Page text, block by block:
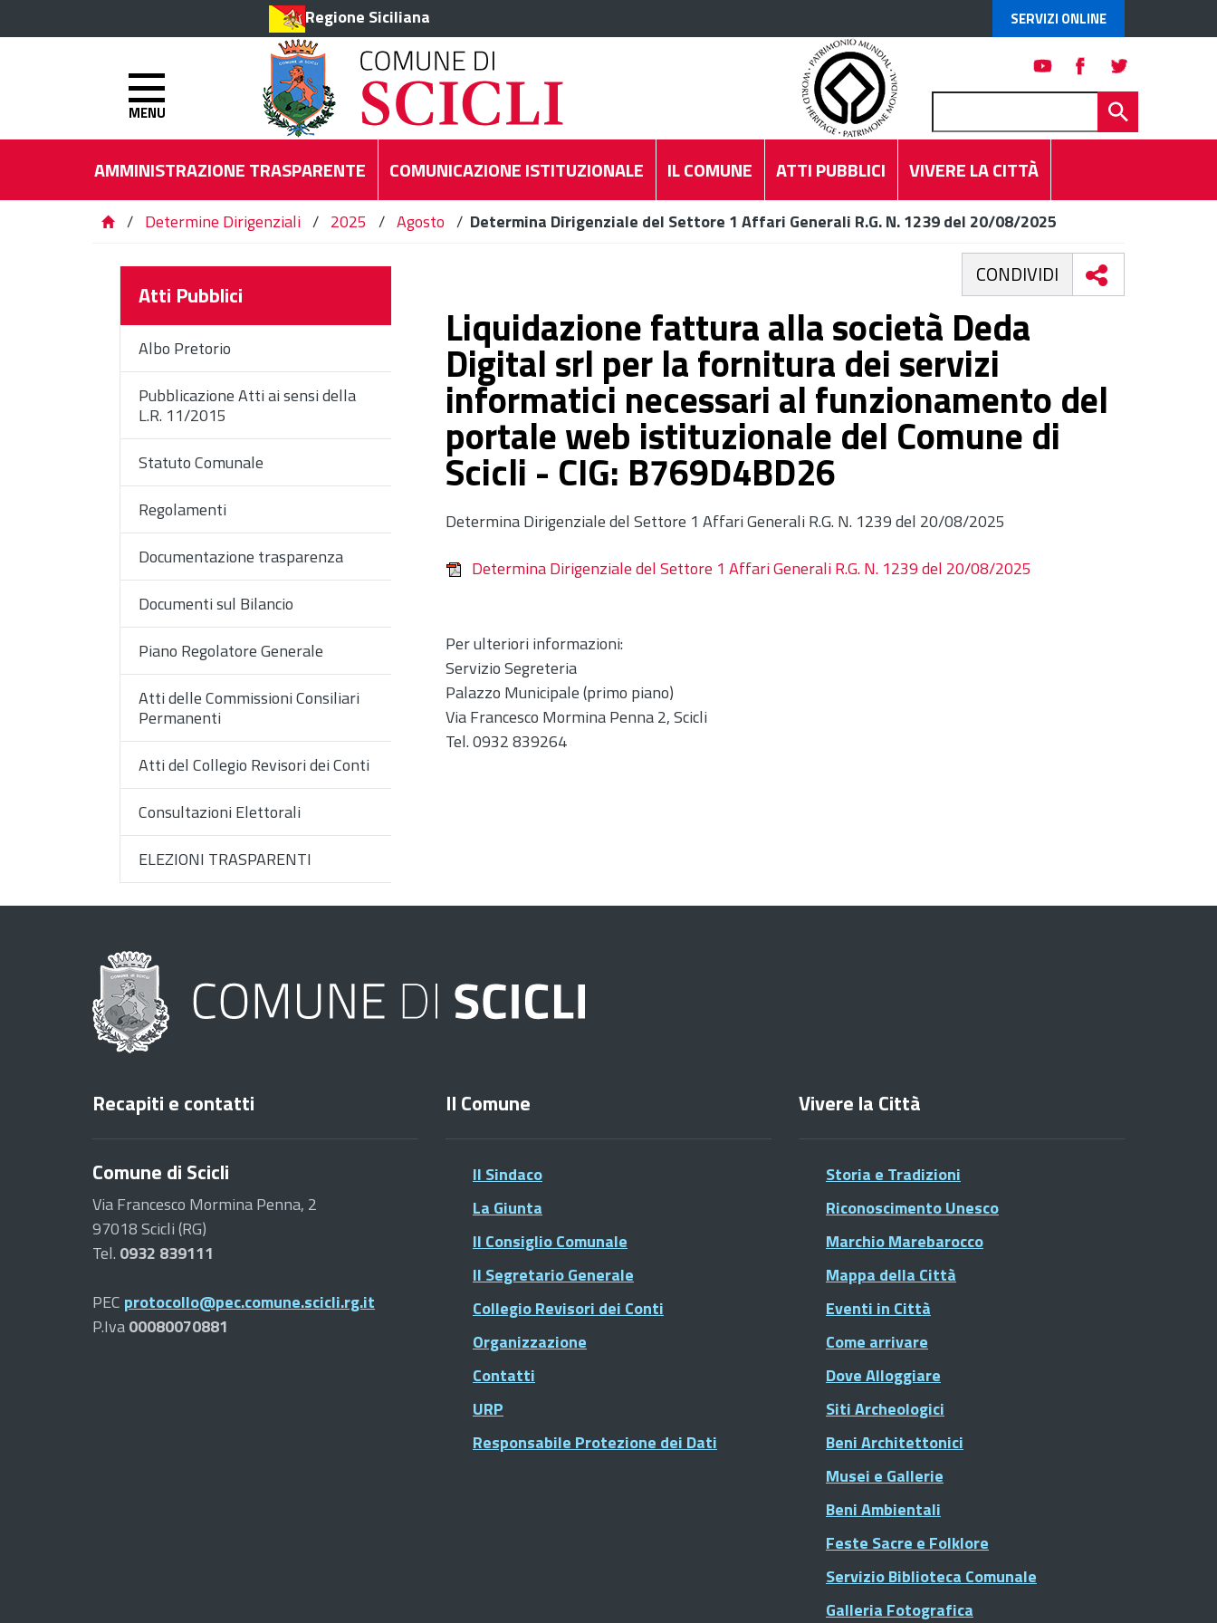
Regione Siciliana SERVIZI ONLINE
MENU
AMMINISTRAZIONE TRASPARENTE COMUNICAZIONE ISTITUZIONALE IL COMUNE ATTI PUBBLICI VIVERE LA CITTÀ
/ Determine Dirigenziali / 2025 / Agosto / Determina Dirigenziale del Settore 1 Affari Generali R.G. N. 1239 del 20/08/2025
Atti Pubblici
Albo Pretorio
Pubblicazione Atti ai sensi della
L.R. 11/2015
Statuto Comunale
Regolamenti
Documentazione trasparenza
Documenti sul Bilancio
Piano Regolatore Generale
Atti delle Commissioni Consiliari
Permanenti
Atti del Collegio Revisori dei Conti
Consultazioni Elettorali
ELEZIONI TRASPARENTI
CONDIVIDI
Liquidazione fattura alla società Deda
Digital srl per la fornitura dei servizi
informatici necessari al funzionamento del
portale web istituzionale del Comune di
Scicli - CIG: B769D4BD26
Determina Dirigenziale del Settore 1 Affari Generali R.G. N. 1239 del 20/08/2025
Determina Dirigenziale del Settore 1 Affari Generali R.G. N. 1239 del 20/08/2025
Per ulteriori informazioni:
Servizio Segreteria
Palazzo Municipale (primo piano)
Via Francesco Mormina Penna 2, Scicli
Tel. 0932 839264
Recapiti e contatti
Comune di Scicli
Via Francesco Mormina Penna, 2
97018 Scicli (RG)
Tel. 0932 839111
PEC protocollo@pec.comune.scicli.rg.it
P.Iva00080070881
Il Comune
Il Sindaco
La Giunta
Il Consiglio Comunale
Il Segretario Generale
Collegio Revisori dei Conti
Organizzazione
Contatti
URP
Responsabile Protezione dei Dati
Vivere la Città
Storia e Tradizioni
Riconoscimento Unesco
Marchio Marebarocco
Mappa della Città
Eventi in Città
Come arrivare
Dove Alloggiare
Siti Archeologici
Beni Architettonici
Musei e Gallerie
Beni Ambientali
Feste Sacre e Folklore
Servizio Biblioteca Comunale
Galleria Fotografica